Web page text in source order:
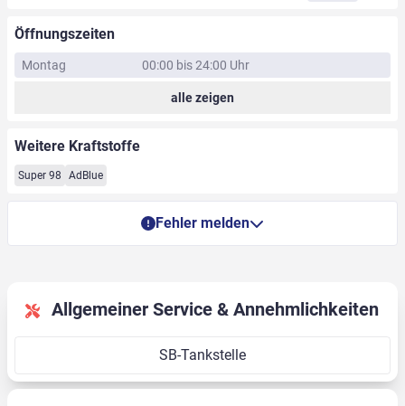
Öffnungszeiten
Montag 00:00 bis 24:00 Uhr
alle zeigen
Weitere Kraftstoffe
Super 98 AdBlue
Fehler melden
Allgemeiner Service & Annehmlichkeiten
SB-Tankstelle